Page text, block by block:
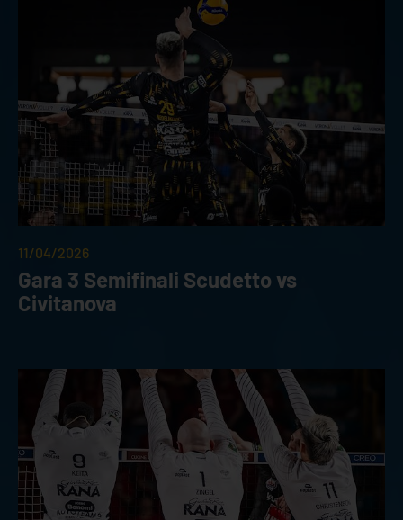
11/04/2026
Gara 3 Semifinali Scudetto vs
Civitanova